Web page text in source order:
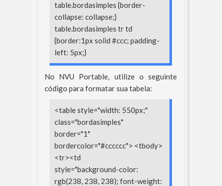
table.bordasimples {border-
collapse: collapse;}
table.bordasimples tr td
{border:1px solid #ccc; padding-
left: 5px;}
No NVU Portable, utilize o seguinte
código para formatar sua tabela:
<table style="width: 550px;"
class="bordasimples"
border="1"
bordercolor="#cccccc"> <tbody>
<tr><td
style="background-color:
rgb(238, 238, 238); font-weight: